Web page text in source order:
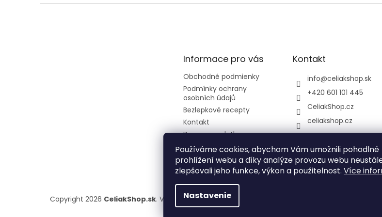
Používáme cookies, abychom Vám umožnili pohodlné
prohlížení webu a díky analýze provozu webu
zlepšovali jeho funkce, výkon a použitelnost. Více
Nastavenie
Informace pro vás
Obchodné podmienky
Podmínky ochrany
osobních údajů
Bezlepkové recepty
Kontakt
Doprava a platba
Rady a tipy
Kontakt
info@celiakshop.sk
+420 601 101 445
CeliakShop.cz
celiakshop.cz
Copyright 2026 CeliakShop.sk. Všetky práva vyhradené.